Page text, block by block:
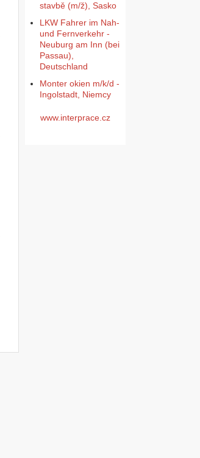
stavbě (m/ž), Sasko
LKW Fahrer im Nah-
und Fernverkehr -
Neuburg am Inn (bei
Passau),
Deutschland
Monter okien m/k/d -
Ingolstadt, Niemcy
www.interprace.cz